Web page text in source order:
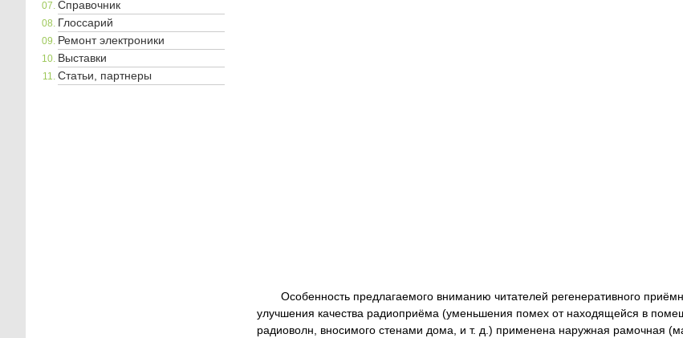
Справочник
Глоссарий
Ремонт электроники
Выставки
Статьи, партнеры
Особенность предлагаемого вниманию читателей регенеративного
улучшения качества радиоприёма (уменьшения помех от находящейся в
радиоволн, вносимого стенами дома, и т. д.) применена наружная рамочная